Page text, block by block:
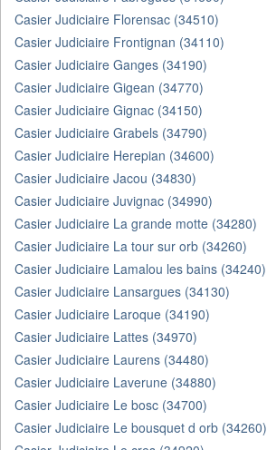
Casier Judiciaire Florensac (34510)
Casier Judiciaire Frontignan (34110)
Casier Judiciaire Ganges (34190)
Casier Judiciaire Gigean (34770)
Casier Judiciaire Gignac (34150)
Casier Judiciaire Grabels (34790)
Casier Judiciaire Herepian (34600)
Casier Judiciaire Jacou (34830)
Casier Judiciaire Juvignac (34990)
Casier Judiciaire La grande motte (34280)
Casier Judiciaire La tour sur orb (34260)
Casier Judiciaire Lamalou les bains (34240)
Casier Judiciaire Lansargues (34130)
Casier Judiciaire Laroque (34190)
Casier Judiciaire Lattes (34970)
Casier Judiciaire Laurens (34480)
Casier Judiciaire Laverune (34880)
Casier Judiciaire Le bosc (34700)
Casier Judiciaire Le bousquet d orb (34260)